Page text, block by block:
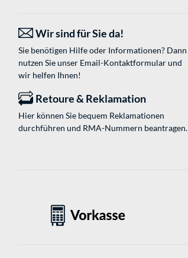
Wir sind für Sie da!
Sie benötigen Hilfe oder Informationen? Dann
nutzen Sie unser Email-Kontaktformularund
wir helfen Ihnen!
Retoure & Reklamation
Hier können Sie bequem Reklamationen
durchführen und RMA-Nummern beantragen.